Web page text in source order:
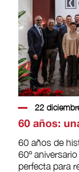
22
60 años:
60 años de
60º
perfecta para